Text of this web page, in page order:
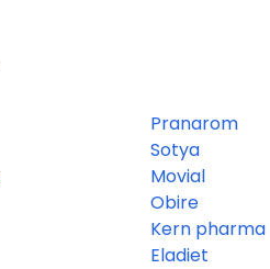
Pranarom
Sotya
Movial
Obire
Kern pharma
Eladiet